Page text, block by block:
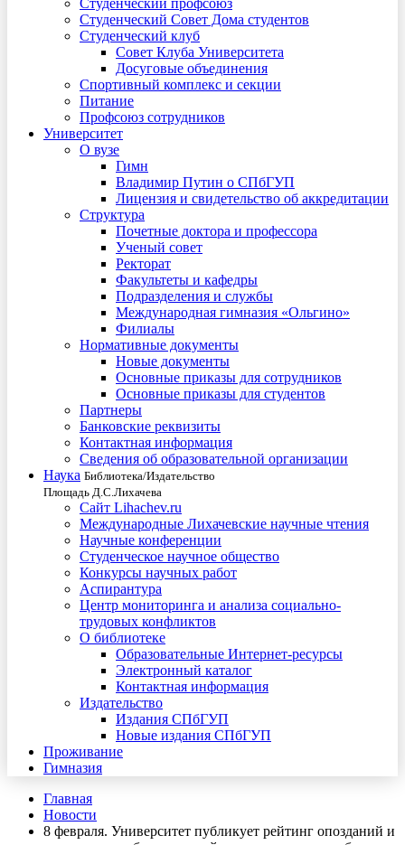
Студенческий профсоюз
Студенческий Совет Дома студентов
Студенческий клуб
Совет Клуба Университета
Досуговые объединения
Спортивный комплекс и секции
Питание
Профсоюз сотрудников
Университет
О вузе
Гимн
Владимир Путин о СПбГУП
Лицензия и свидетельство об аккредитации
Структура
Почетные доктора и профессора
Ученый совет
Ректорат
Факультеты и кафедры
Подразделения и службы
Международная гимназия «Ольгино»
Филиалы
Нормативные документы
Новые документы
Основные приказы для сотрудников
Основные приказы для студентов
Партнеры
Банковские реквизиты
Контактная информация
Сведения об образовательной организации
Наука Библиотека/Издательство
Площадь Д.С.Лихачева
Сайт Lihachev.ru
Международные Лихачевские научные чтения
Научные конференции
Студенческое научное общество
Конкурсы научных работ
Аспирантура
Центр мониторинга и анализа социально-
трудовых конфликтов
О библиотеке
Образовательные Интернет-ресурсы
Электронный каталог
Контактная информация
Издательство
Издания СПбГУП
Новые издания СПбГУП
Проживание
Гимназия
Главная
Новости
8 февраля. Университет публикует рейтинг опозданий и